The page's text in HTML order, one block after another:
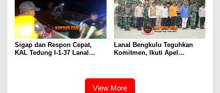
Sigap dan Respon Cepat,
KAL Tedung I-1-37 Lanal
Lanal Bengkulu Teguhkan
Komitmen, Ikuti Apel
View More